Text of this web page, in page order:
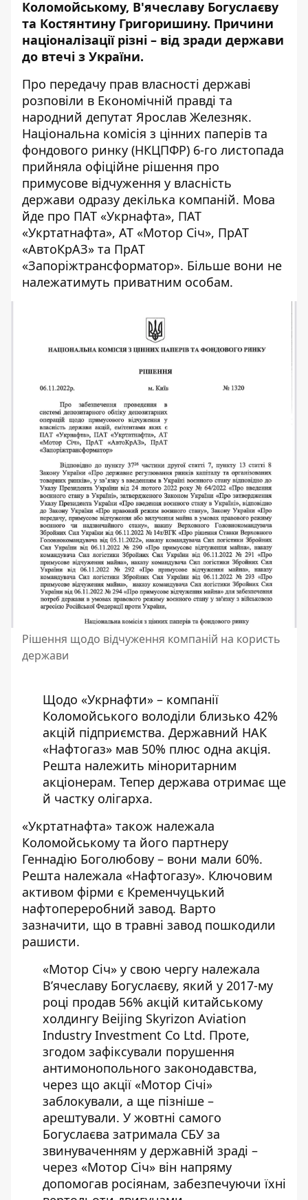
Коломойському, В'ячеславу Богуслаєву
та Костянтину Григоришину. Причини
націоналізації різні – від зради держави
до втечі з України.
Про передачу прав власності державі
розповіли в Економічній правді та
народний депутат Ярослав Железняк.
Національна комісія з цінних паперів та
фондового ринку (НКЦПФР) 6-го листопада
прийняла офіційне рішення про
примусове відчуження у власність
держави одразу декілька компаній. Мова
йде про ПАТ «Укрнафта», ПАТ
«Укртатнафта», АТ «Мотор Січ», ПрАТ
«АвтоКрАЗ» та ПрАТ
«Запоріжтрансформатор». Більше вони не
належатимуть приватним особам.
Рішення щодо відчуження компаній на користь
держави
Щодо «Укрнафти» – компанії
Коломойського володіли близько 42%
акцій підприємства. Державний НАК
«Нафтогаз» мав 50% плюс одна акція.
Решта належить міноритарним
акціонерам. Тепер держава отримає ще
й частку олігарха.
«Укртатнафта» також належала
Коломойському та його партнеру
Геннадію Боголюбову – вони мали 60%.
Решта належала «Нафтогазу». Ключовим
активом фірми є Кременчуцький
нафтопереробний завод. Варто
зазначити, що в травні завод пошкодили
рашисти.
«Мотор Січ» у свою чергу належала
В’ячеславу Богуслаєву, який у 2017-му
році продав 56% акцій китайському
холдингу Beijing Skyrizon Aviation
Industry Investment Co Ltd. Проте,
згодом зафіксували порушення
антимонопольного законодавства,
через що акції «Мотор Січі»
заблокували, а ще пізніше –
арештували. У жовтні самого
Богуслаєва затримала СБУ за
звинуваченням у державній зраді –
через «Мотор Січ» він напряму
допомогав росіянам, забезпечуючи їхні